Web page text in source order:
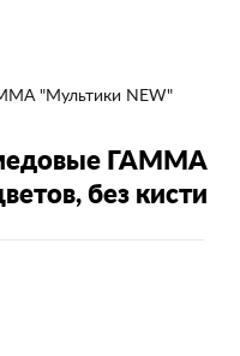
"Мультики NEW"
медовые ГАММА
без кисти